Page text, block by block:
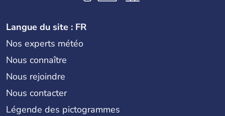
Langue du site : FR
Nos experts météo
Nous connaître
Nous rejoindre
Nous contacter
Légende des pictogrammes